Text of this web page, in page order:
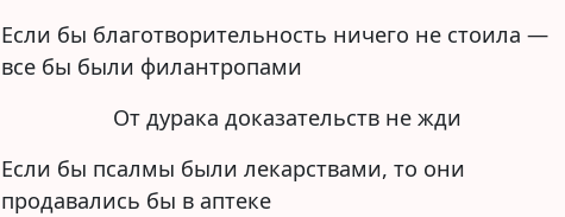
Если бы благотворительность ничего не стоила —
все бы были филантропами
От дурака доказательств не жди
Если бы псалмы были лекарствами, то они
продавались бы в аптеке